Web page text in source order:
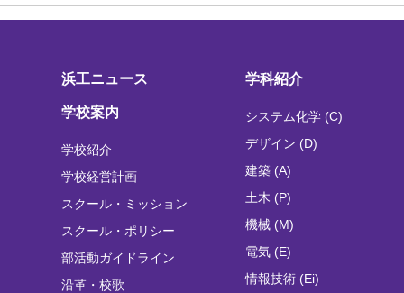
浜工ニュース
学校案内
学校紹介
学校経営計画
スクール・ミッション
スクール・ポリシー
部活動ガイドライン
沿革・校歌
学科紹介
システム化学 (C)
デザイン (D)
建築 (A)
土木 (P)
機械 (M)
電気 (E)
情報技術 (Ei)